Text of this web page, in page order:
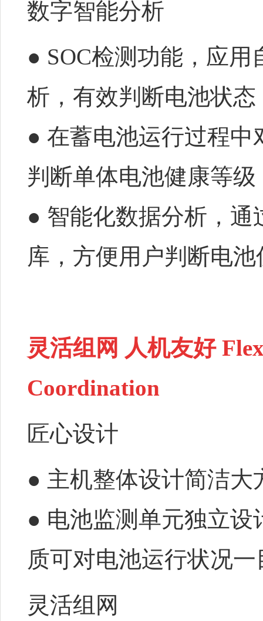
数字智能分析
● SOC检测功能，应
析，有效判断电池状
● 在蓄电池运行过程
判断单体电池健康等
● 智能化数据分析，
库，方便用户判断电
灵活组网 人机友好
Coordination
匠心设计
● 主机整体设计简洁
● 电池监测单元独立
质可对电池运行状况
灵活组网